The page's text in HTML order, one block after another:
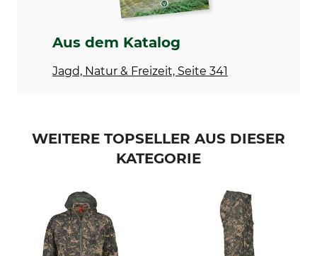
Aus dem Katalog
Jagd, Natur & Freizeit, Seite 341
WEITERE TOPSELLER AUS DIESER
KATEGORIE